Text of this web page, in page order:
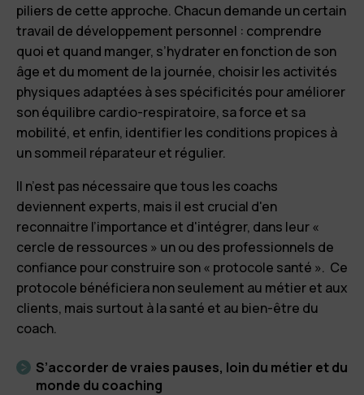
piliers de cette approche. Chacun demande un certain
travail de développement personnel : comprendre
quoi et quand manger, s’hydrater en fonction de son
âge et du moment de la journée, choisir les activités
physiques adaptées à ses spécificités pour améliorer
son équilibre cardio-respiratoire, sa force et sa
mobilité, et enfin, identifier les conditions propices à
un sommeil réparateur et régulier.
Il n’est pas nécessaire que tous les coachs
deviennent experts, mais il est crucial d'en
reconnaitre l’importance et d'intégrer, dans leur «
cercle de ressources » un ou des professionnels de
confiance pour construire son « protocole santé ». Ce
protocole bénéficiera non seulement au métier et aux
clients, mais surtout à la santé et au bien-être du
coach.
S’accorder de vraies pauses, loin du métier et du
monde du coaching